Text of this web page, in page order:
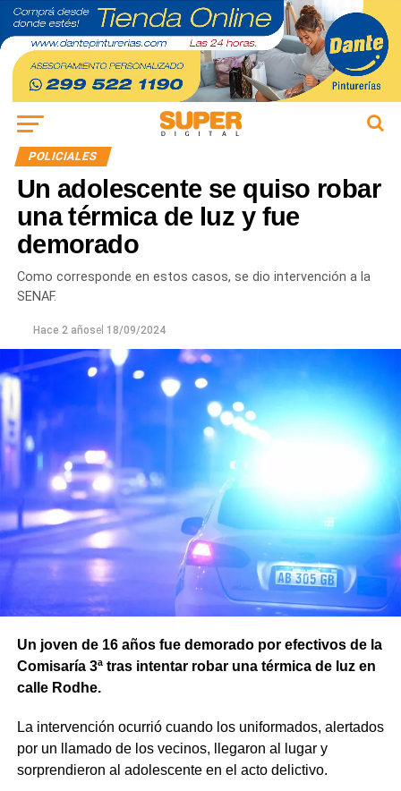
POLICIALES
Un adolescente se quiso robar
una térmica de luz y fue
demorado
Como corresponde en estos casos, se dio intervención a la
SENAF.
Hace 2 añosel 18/09/2024
Un joven de 16 años fue demorado por efectivos de la
Comisaría 3ª tras intentar robar una térmica de luz en
calle Rodhe.
La intervención ocurrió cuando los uniformados, alertados
por un llamado de los vecinos, llegaron al lugar y
sorprendieron al adolescente en el acto delictivo.